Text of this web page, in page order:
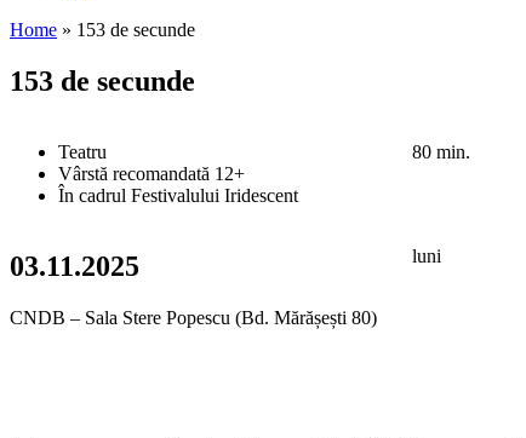
Home » 153 de secunde
153 de secunde
Teatru
Vârstă recomandată 12+
În cadrul Festivalului Iridescent
80 min.
03.11.2025 luni
CNDB – Sala Stere Popescu (Bd. Mărășești 80)